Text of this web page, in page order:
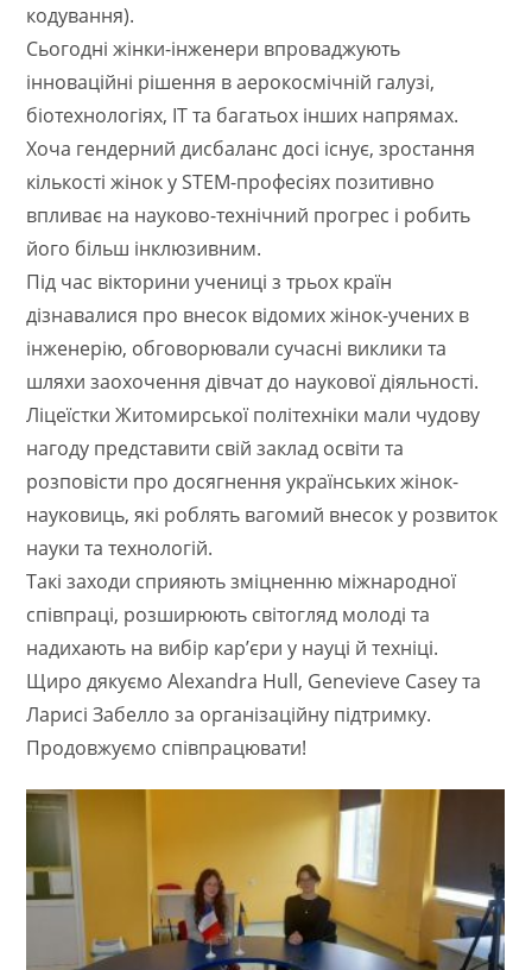
кодування).
Сьогодні жінки-інженери впроваджують
інноваційні рішення в аерокосмічній галузі,
біотехнологіях, IT та багатьох інших напрямах.
Хоча гендерний дисбаланс досі існує, зростання
кількості жінок у STEM-професіях позитивно
впливає на науково-технічний прогрес і робить
його більш інклюзивним.
Під час вікторини учениці з трьох країн
дізнавалися про внесок відомих жінок-учених в
інженерію, обговорювали сучасні виклики та
шляхи заохочення дівчат до наукової діяльності.
Ліцеїстки Житомирської політехніки мали чудову
нагоду представити свій заклад освіти та
розповісти про досягнення українських жінок-
науковиць, які роблять вагомий внесок у розвиток
науки та технологій.
Такі заходи сприяють зміцненню міжнародної
співпраці, розширюють світогляд молоді та
надихають на вибір кар’єри у науці й техніці.
Щиро дякуємо Alexandra Hull, Genevieve Casey та
Ларисі Забелло за організаційну підтримку.
Продовжуємо співпрацювати!